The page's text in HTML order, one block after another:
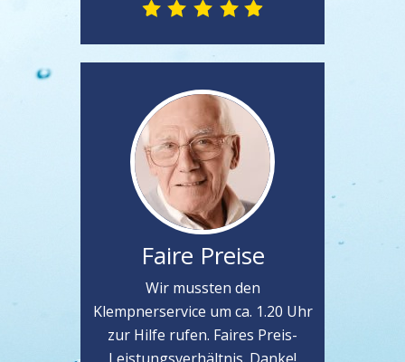
Faire Preise
Wir mussten den
Klempnerservice um ca. 1.20 Uhr
zur Hilfe rufen. Faires Preis-